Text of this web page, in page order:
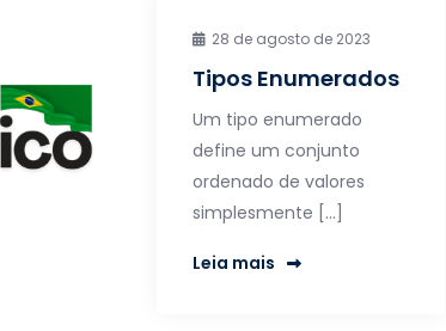
28 de agosto de 2023
Tipos Enumerados
Um tipo enumerado
define um conjunto
ordenado de valores
simplesmente […]
Leia mais